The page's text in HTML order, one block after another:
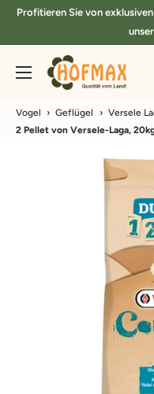
DirektProfitieren Sie von
hofmax.de
Vogel › Geflügel › Versele
2 Pellet von Versele-Laga,